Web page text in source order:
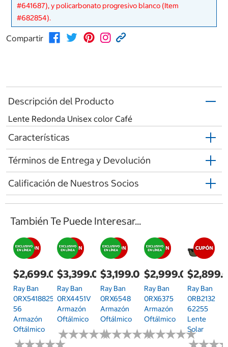
#641687), y policarbonato progresivo blanco (Item
#682854).
Compartir
Descripción del Producto
Lente Redonda Unisex color Café
Características
Términos de Entrega y Devolución
Calificación de Nuestros Socios
También Te Puede Interesar...
$2,699.00
Ray Ban
0RX54188255
56
Armazón
Oftálmico
$3,399.00
Ray Ban
0RX4451V
Armazón
Oftálmico
★★★★★
★★★★★
$3,199.00
Ray Ban
0RX6548
Armazón
Oftálmico
★★★★★
★★★★★
$2,999.00
Ray Ban
0RX6375
Armazón
Oftálmico
★★★★★
★★★★★
Ray Ban
0RB2132
62255
Lente
Solar